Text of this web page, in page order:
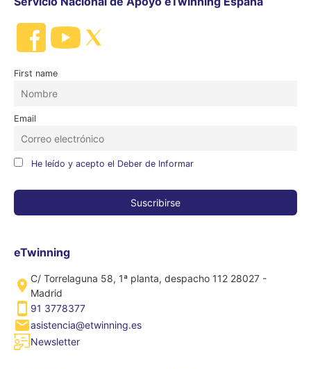
First name
Email
He leído y acepto el Deber de Informar
eTwinning
C/ Torrelaguna 58, 1ª planta, despacho 112 28027 -
Madrid
91 3778377
asistencia@etwinning.es
Newsletter